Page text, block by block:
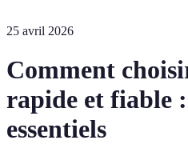
25 avril 2026
Comment
rapide et fiable
essentiels